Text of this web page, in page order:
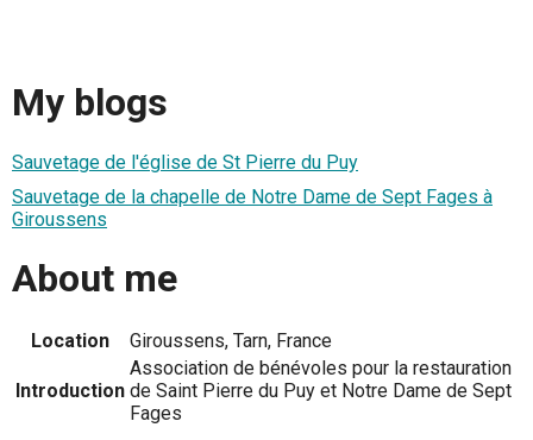
My blogs
Sauvetage de l'église de St Pierre du Puy
Sauvetage de la chapelle de Notre Dame de Sept Fages à
Giroussens
About me
Location Giroussens, Tarn, France
Introduction
Association de bénévoles pour la restauration
de Saint Pierre du Puy et Notre Dame de Sept
Fages